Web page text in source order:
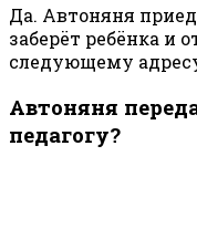
Да. Автоняня
заберёт ребёнка и
следующему
Автоняня
педагогу?